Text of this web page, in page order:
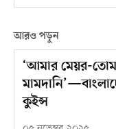
আরও পড়ুন
‘আমার মেয়র-
কুইন্স